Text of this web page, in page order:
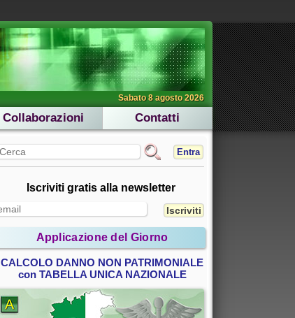
Sabato 8 agosto 2026
Collaborazioni Contatti
Entra
Iscriviti gratis alla newsletter
Applicazione del Giorno
CALCOLO DANNO NON PATRIMONIALE
con TABELLA UNICA NAZIONALE